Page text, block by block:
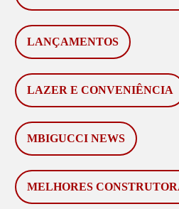
LANÇAMENTOS
LAZER E CONVENIÊNCIA
MBIGUCCI NEWS
MELHORES